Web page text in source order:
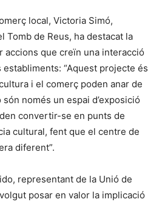
local, Victoria Simó,
Tomb de Reus, ha destacat la
accions que creïn una interacció
“Aquest projecte és
i el comerç poden anar de
només un espai d’exposició
convertir-se en punts de
cultural, fent que el centre de
diferent”.
representant de la Unió de
posar en valor la implicació